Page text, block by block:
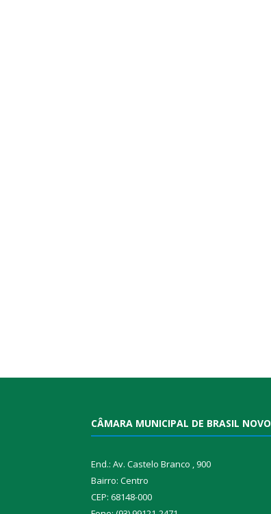
CÂMARA MUNICIPAL DE BRASIL NOVO
End.: Av. Castelo Branco , 900
Bairro: Centro
CEP: 68148-000